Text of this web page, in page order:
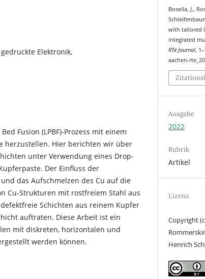
Elektronik,
Fusion (LPBF)-Prozess mit einem
herzustellen. Hier berichten wir über
unter Verwendung eines Drop-
Der Einfluss der
das Aufschmelzen des Cu auf die
Cu-Strukturen mit rostfreiem Stahl aus
Schichten aus reinem Kupfer
auftraten. Diese Arbeit ist ein
mit diskreten, horizontalen und
werden können.
Boseila, J.,
with tailored
integrated
RTe Journal ,
aachen-
Ausgabe
2022
Rubrik
Artikel
Lizenz
Copyright
Henrich